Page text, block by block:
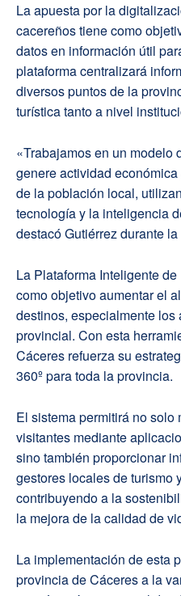
La apuesta por la
cacereños tiene como
datos en información útil
plataforma centralizará
diversos puntos de la
turística tanto a nivel
«Trabajamos en un modelo
genere actividad
de la población local,
tecnología y la inteligencia
destacó Gutiérrez durante
La Plataforma Inteligente
como objetivo aumentar el
destinos, especialmente los
provincial. Con esta
Cáceres refuerza su
360º para toda la provincia.
El sistema permitirá no
visitantes mediante
sino también proporcionar
gestores locales de turismo
contribuyendo a la
la mejora de la calidad de
La implementación de esta
provincia de Cáceres a la